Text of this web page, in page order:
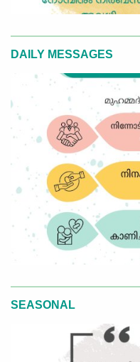
DAILY MESSAGES
SEASONAL